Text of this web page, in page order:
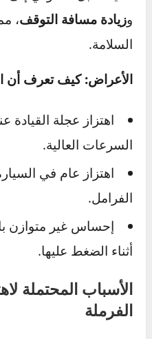
أداء الفرامل وسلامتك
اهتزازات أثناء
والحلول
إذا شعرت